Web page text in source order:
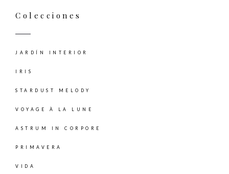
Colecciones
JARDÍN INTERIOR
IRIS
STARDUST MELODY
VOYAGE À LA LUNE
ASTRUM IN CORPORE
PRIMAVERA
VIDA